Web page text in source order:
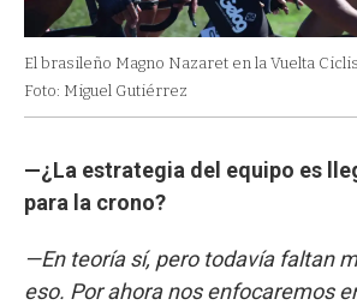
El brasileño Magno Nazaret en la Vuelta
Foto: Miguel Gutiérrez
—¿La estrategia del equipo es
para la crono?
—En teoría sí, pero todavía faltan
eso. Por ahora nos enfocaremos